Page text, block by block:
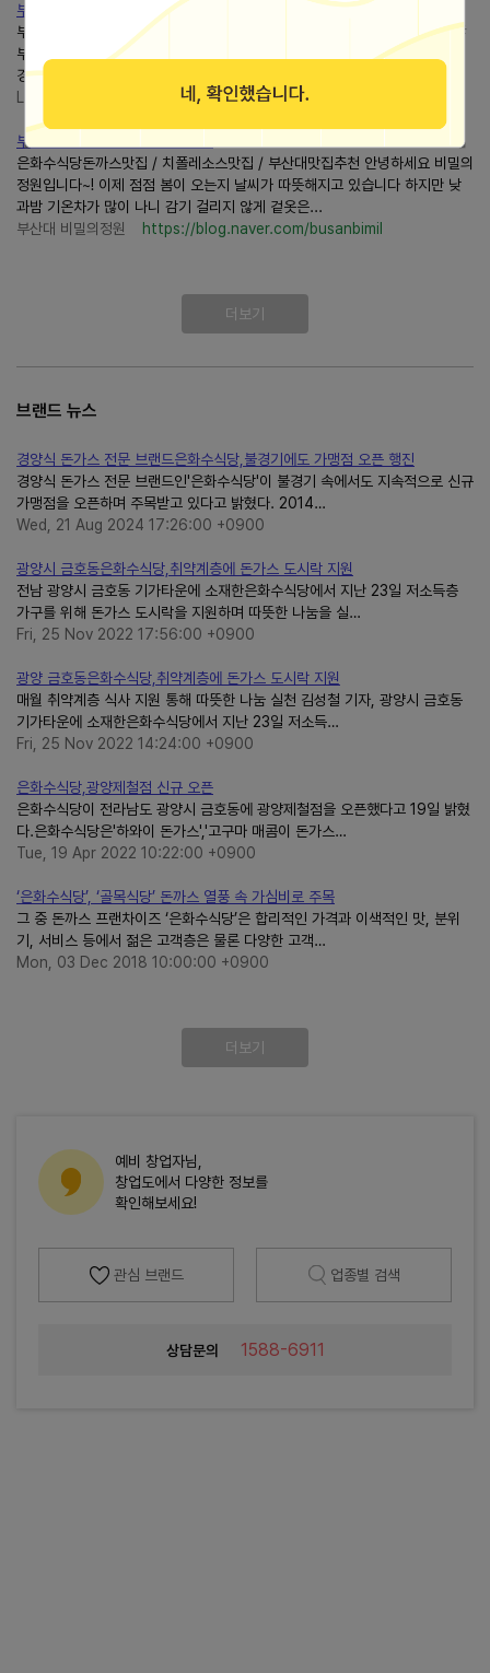
부산대 맛집 • 추억의 경양식 돈가스 맛집 “은화수 식당”
부산대 맛집 • 돈가스 맛집 “은화수 식당” #부산대맛집 #부산대은화수식당#
부산대경양식돈까스 #부산대경양식집 #은화수식당일요일 이른 저녁 시간에
경양식 돈가스가 너무 먹고 싶었는데 배달은 싫은 날...
https://blog.naver.com/lovemeen_
부산대 맛집 돈까스는은화수 식당
은화수식당돈까스맛집 / 치폴레소스맛집 / 부산대맛집추천 안녕하세요 비밀의
정원입니다~! 이제 점점 봄이 오는지 날씨가 따뜻해지고 있습니다 하지만 낮
과밤 기온차가 많이 나니 감기 걸리지 않게 겉옷은...
부산대 비밀의정원
https://blog.naver.com/busanbimil
더보기
브랜드 뉴스
경양식 돈가스 전문 브랜드은화수식당,불경기에도 가맹점 오픈 행진
경양식 돈가스 전문 브랜드인'은화수식당'이 불경기 속에서도 지속적으로 신규
가맹점을 오픈하며 주목받고 있다고 밝혔다. 2014…
Wed, 21 Aug 2024 17:26:00 +0900
광양시 금호동은화수식당,취약계층에 돈가스 도시락 지원
전남 광양시 금호동 기가타운에 소재한은화수식당에서 지난 23일 저소득층
가구를 위해 돈가스 도시락을 지원하며 따뜻한 나눔을 실…
Fri, 25 Nov 2022 17:56:00 +0900
광양 금호동은화수식당,취약계층에 돈가스 도시락 지원
매월 취약계층 식사 지원 통해 따뜻한 나눔 실천 김성철 기자, 광양시 금호동
기가타운에 소재한은화수식당에서 지난 23일 저소득…
Fri, 25 Nov 2022 14:24:00 +0900
은화수식당,광양제철점 신규 오픈
은화수식당이 전라남도 광양시 금호동에 광양제철점을 오픈했다고 19일 밝혔
다.은화수식당은'하와이 돈가스','고구마 매콤이 돈가스…
Tue, 19 Apr 2022 10:22:00 +0900
‘은화수식당’, ‘골목식당’ 돈까스 열풍 속 가심비로 주목
그 중 돈까스 프랜차이즈 ‘은화수식당’은 합리적인 가격과 이색적인 맛, 분위
기, 서비스 등에서 젊은 고객층은 물론 다양한 고객…
Mon, 03 Dec 2018 10:00:00 +0900
더보기
예비 창업자님,
창업도에서 다양한 정보를
확인해보세요!
관심 브랜드 업종별 검색
상담문의 1588-6911